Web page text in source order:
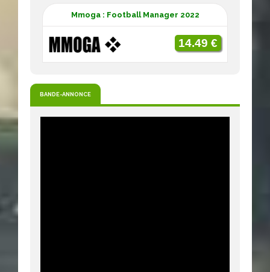
Mmoga : Football Manager 2022
14.49 €
BANDE-ANNONCE